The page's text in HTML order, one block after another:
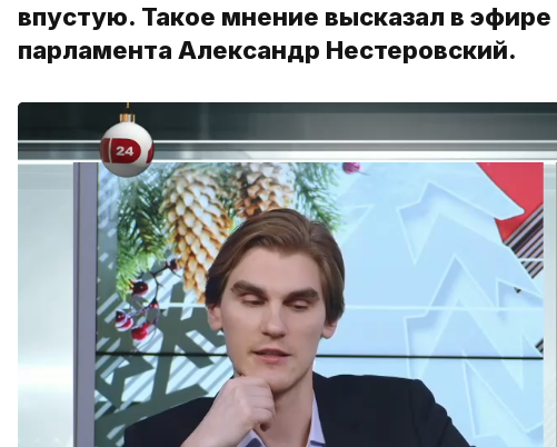
впустую. Такое мнение высказал в
парламента Александр Нестеровский.